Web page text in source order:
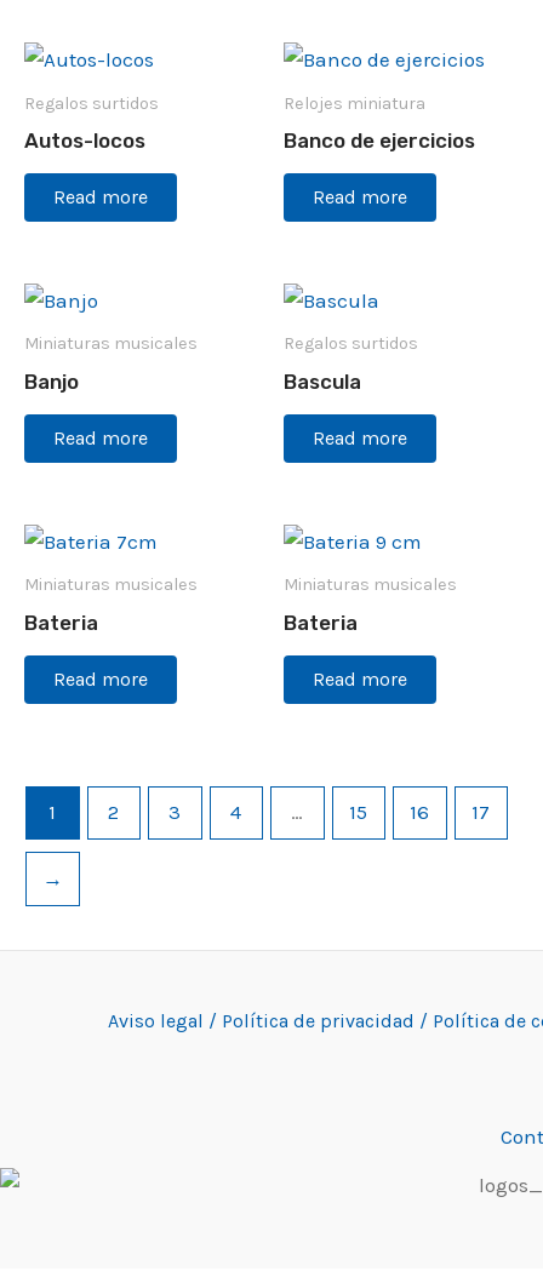
Regalos surtidos
Autos-locos
Read more
Relojes miniatura
Banco de ejercicios
Read more
Miniaturas musicales
Banjo
Read more
Regalos surtidos
Bascula
Read more
Miniaturas musicales
Bateria
Read more
Miniaturas musicales
Bateria
Read more
1 2 3 4 … 15 16 17
→
Aviso legal / Política de privacidad / Política de